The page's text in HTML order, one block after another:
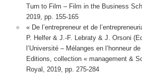
Turn to Film – Film in the Business
2019, pp. 155-165
« De l’entrepreneur et de
P. Helfer & J.-F. Lebraty & J. Orsoni
l’Université – Mélanges en l’honneur
Editions, collection « management &
Royal, 2019, pp. 275-284